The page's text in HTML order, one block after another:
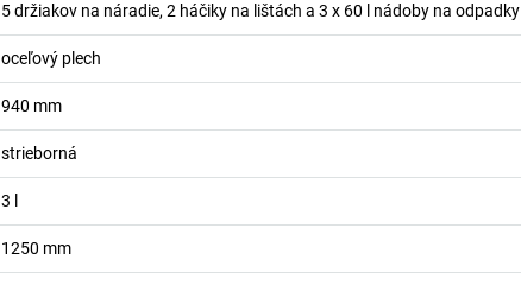
5 držiakov na náradie, 2 háčiky na lištách a 3 x 60 l nádoby na odpadky
oceľový plech
940 mm
strieborná
3
1250 mm